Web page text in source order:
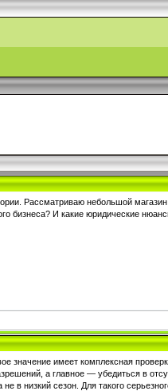
Рассматриваю небольшой
бизнеса? И какие юридические
имеет комплексная
а главное — убедиться в
в низкий сезон. Для такого